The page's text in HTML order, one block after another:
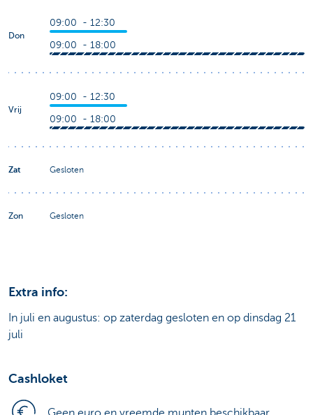
Don
09:00 - 12:30
09:00 - 18:00
Vrij
09:00 - 12:30
09:00 - 18:00
Zat Gesloten
Zon Gesloten
Extra info:
In juli en augustus: op zaterdag gesloten en op dinsdag 21
juli
Cashloket